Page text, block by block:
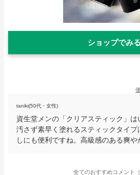
ショップでみる
taniki(50代・女性)
資生堂メンの「クリアスティック」
汚さず素早く塗れるスティックタイ
しにも便利ですね。高級感のある爽や
全てのおすすめコメント（